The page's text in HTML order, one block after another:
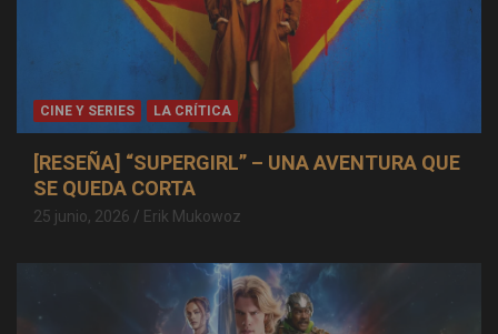
CINE Y SERIES LA CRÍTICA
[RESEÑA] “SUPERGIRL” – UNA AVENTURA QUE
SE QUEDA CORTA
25 junio, 2026 Erik Mukowoz